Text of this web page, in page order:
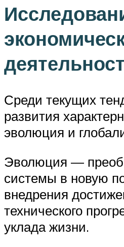
Среди текущих
развития
эволюция и
Эволюция —
системы в новую
внедрения
технического
уклада жизни.